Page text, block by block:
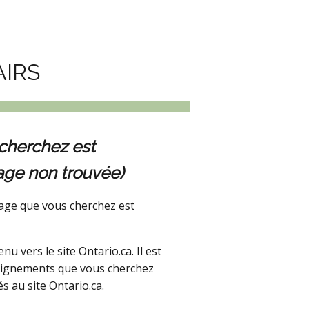
est
non trouvée)
que vous cherchez est
vers le site Ontario.ca. Il est
que vous cherchez
au site Ontario.ca.